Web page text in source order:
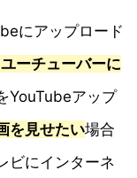
にアップロード
ーチューバーに
YouTubeアップ
を見せたい場合
ビにインターネ